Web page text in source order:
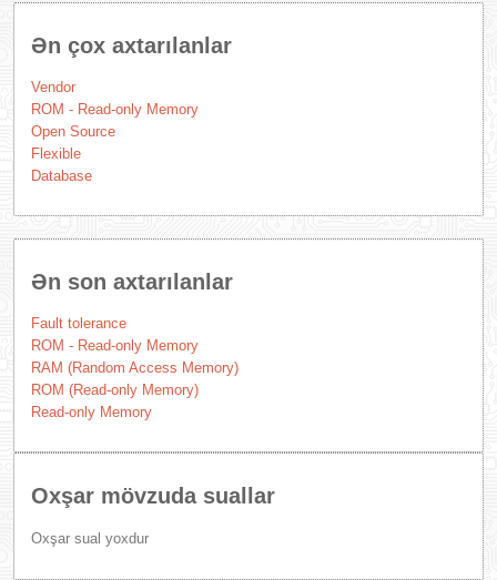
Ən çox axtarılanlar
Vendor
ROM - Read-only Memory
Open Source
Flexible
Database
Ən son axtarılanlar
Fault tolerance
ROM - Read-only Memory
RAM (Random Access Memory)
ROM (Read-only Memory)
Read-only Memory
Oxşar mövzuda suallar
Oxşar sual yoxdur